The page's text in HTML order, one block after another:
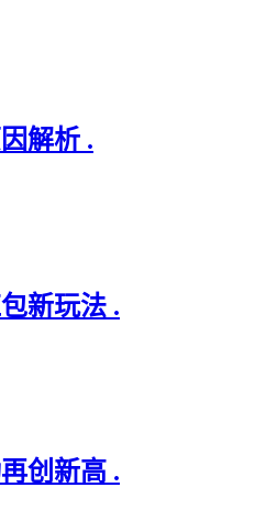
解析 .
新玩法 .
创新高 .